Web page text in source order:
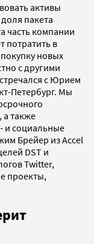
активы
пакета
часть компании
потратить в
новых
с другими
с Юрием
Петербург. Мы
а также
и социальные
Брейер из Accel
DST и
Twitter,
проекты,